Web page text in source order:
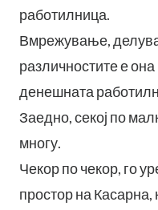
работилница.
Вмрежување,
различностите е
денешната
Заедно, секој по
многу.
Чекор по чекор, го
простор на